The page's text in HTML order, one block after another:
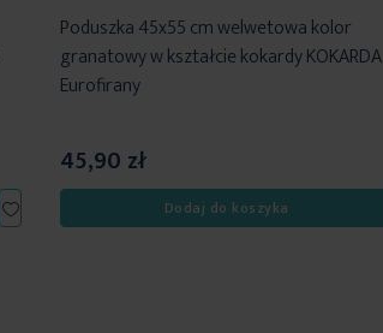
Dodaj
do
Poduszka 45x55 cm welwetowa kolor
granatowy w kształcie kokardy KOKARDA
Eurofirany
45,90 zł
Dodaj do koszyka